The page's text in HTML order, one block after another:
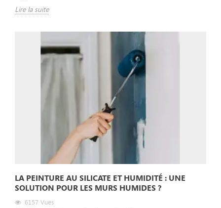
Lire la suite
LA PEINTURE AU SILICATE ET HUMIDITÉ : UNE
SOLUTION POUR LES MURS HUMIDES ?
6157 Vues